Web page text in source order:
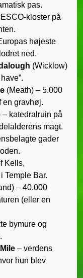
pas.
kloster på
højeste
ned.
(Wicklow)
(Meath) – 5.000
en gravhøj.
– katedralruin på
magt.
gader
Kells,
Temple Bar.
– 40.000
(eller en
bymure og
– verdens
hun blev